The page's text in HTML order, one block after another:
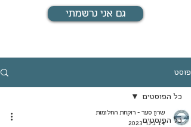
גם אני נרשמתי
פוסט
כל הפוסטים
כל הפוסטים
שרון סער - רוקחת החלומות
14 בינו׳ 2023